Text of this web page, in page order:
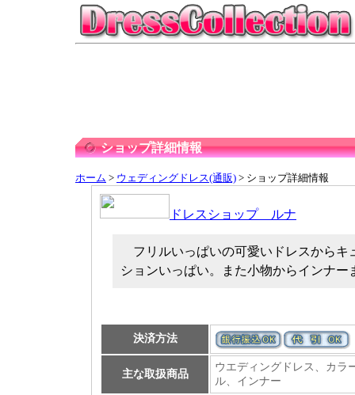
ショップ詳細情報
ホーム > ウェディングドレス(通販) > ショップ詳細情報
ドレスショップ ルナ
フリルいっぱいの可愛いドレスから
ションいっぱい。また小物からインナ
決済方法
主な取扱商品
ウエディングドレス
カラ
ル
インナー